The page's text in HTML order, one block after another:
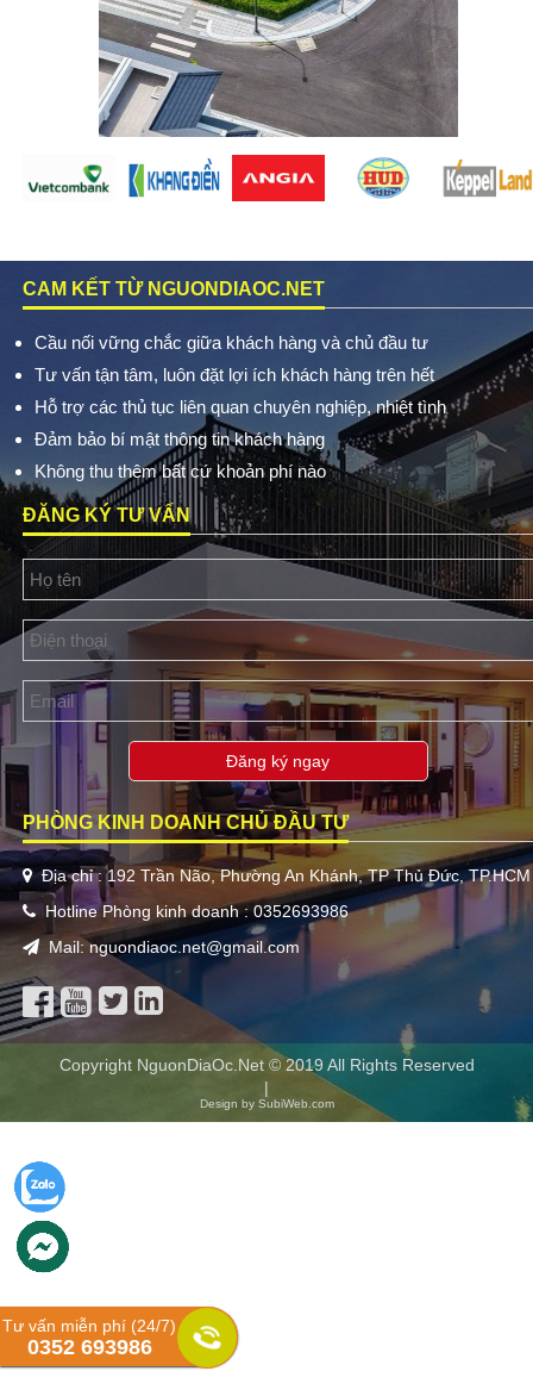
CAM KẾT TỪ NGUONDIAOC.NET
Cầu nối vững chắc giữa khách hàng và chủ đầu tư
Tư vấn tận tâm, luôn đặt lợi ích khách hàng trên hết
Hỗ trợ các thủ tục liên quan chuyên nghiệp, nhiệt tình
Đảm bảo bí mật thông tin khách hàng
Không thu thêm bất cứ khoản phí nào
ĐĂNG KÝ TƯ VẤN
Đăng ký ngay
PHÒNG KINH DOANH CHỦ ĐẦU TƯ
Địa chỉ : 192 Trần Não, Phường An Khánh, TP Thủ Đức, TP.HCM
Hotline Phòng kinh doanh : 0352693986
Mail: nguondiaoc.net@gmail.com
Copyright NguonDiaOc.Net © 2019 All Rights Reserved
|
Design by SubiWeb.com
Tư vấn miễn phí (24/7)
0352 693986